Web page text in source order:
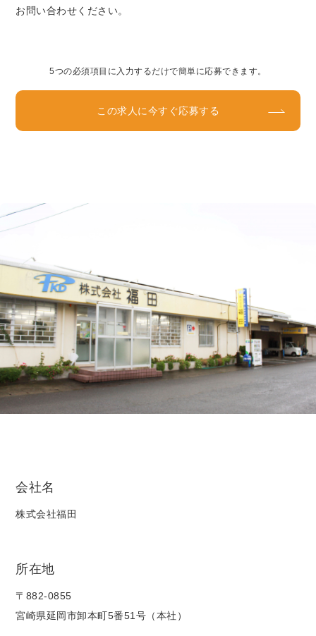
お問い合わせください。
5つの必須項目に入力するだけで簡単に応募できます。
この求人に今すぐ応募する
会社名
株式会社福田
所在地
〒882-0855
宮崎県延岡市卸本町5番51号（本社）